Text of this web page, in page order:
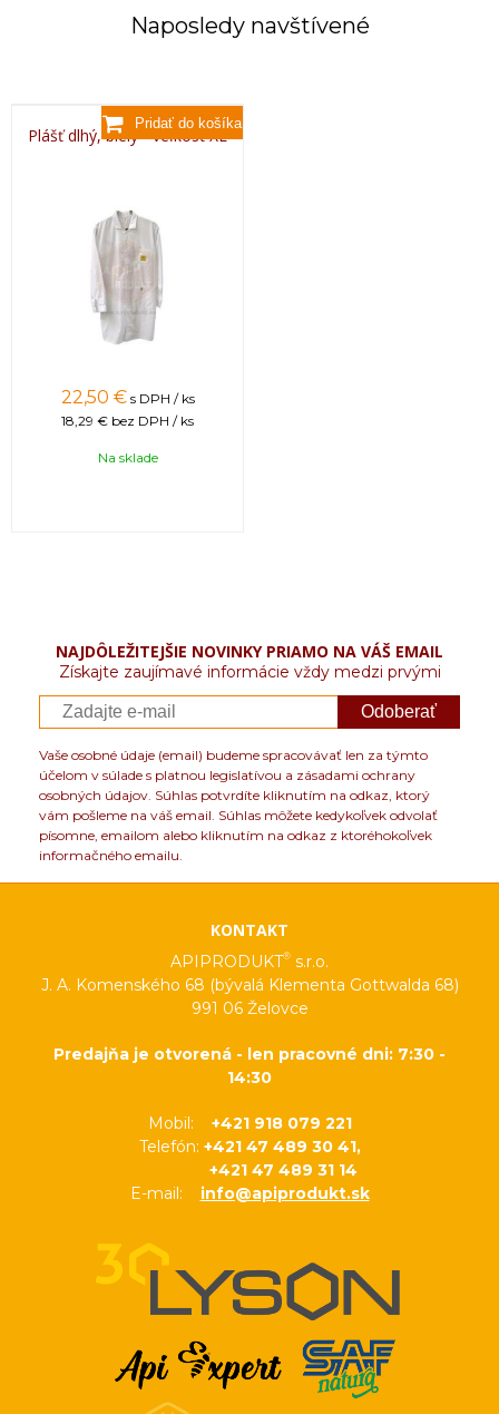
Naposledy navštívené
Plášť dlhý, biely - veľkosť XL
22,50 € s DPH / ks
18,29 € bez DPH / ks
Na sklade
NAJDÔLEŽITEJŠIE NOVINKY PRIAMO NA VÁŠ EMAIL
Získajte zaujímavé informácie vždy medzi prvými
Odoberať
Vaše osobné údaje (email) budeme spracovávať len za týmto
účelom v súlade s platnou legislatívou a zásadami ochrany
osobných údajov. Súhlas potvrdíte kliknutím na odkaz, ktorý
vám pošleme na váš email. Súhlas môžete kedykoľvek odvolať
písomne, emailom alebo kliknutím na odkaz z ktoréhokoľvek
informačného emailu.
KONTAKT
APIPRODUKT® s.r.o.
J. A. Komenského 68 (bývalá Klementa Gottwalda 68)
991 06 Želovce
Predajňa je otvorená - len pracovné dni: 7:30 -
14:30
Mobil: +421 918 079 221
Telefón: +421 47 489 30 41,
+421 47 489 31 14
E-mail: info@apiprodukt.sk